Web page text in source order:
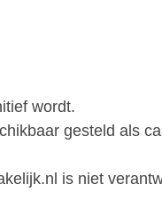
wordt.
gesteld als
is niet